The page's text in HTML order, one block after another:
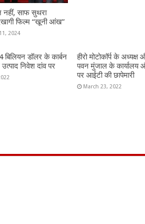
नहीं, साफ सुथरा
फिल्म “खूनी आंख”
2024
बिलियन डॉलर के कार्बन
निवेश दांव पर
हीरो मोटोकॉर्प के अध्यक्ष
पवन मुंजाल के कार्यालय
पर आईटी की छापेमारी
March 23, 2022